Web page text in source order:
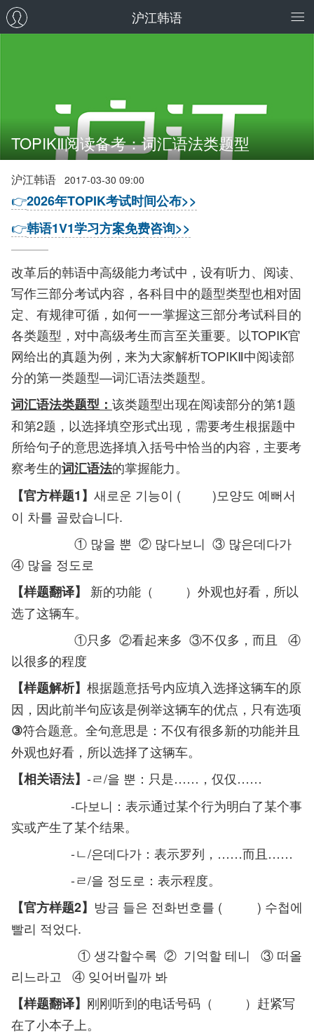
沪江韩语
TOPIKⅡ阅读备考：词汇语法类题型
沪江韩语 2017-03-30 09:00
👉2026年TOPIK考试时间公布>>
👉韩语1V1学习方案免费咨询>>
改革后的韩语中高级能力考试中，设有听力、阅读、
写作三部分考试内容，各科目中的题型类型也相对固
定、有规律可循，如何一一掌握这三部分考试科目的
各类题型，对中高级考生而言至关重要。以TOPIK官
网给出的真题为例，来为大家解析TOPIKⅡ中阅读部
分的第一类题型—词汇语法类题型。
词汇语法类题型： 该类题型出现在阅读部分的第1题
和第2题，以选择填空形式出现，需要考生根据题中
所给句子的意思选择填入括号中恰当的内容，主要考
察考生的词汇语法的掌握能力。
【官方样题1】 새로운 기능이 ( )모양도 예뻐서
이 차를 골랐습니다.
① 많을 뿐 ② 많다보니 ③ 많은데다가
④ 많을 정도로
【样题翻译】 新的功能（ ）外观也好看，所以
选了这辆车。
①只多 ②看起来多 ③不仅多，而且 ④
以很多的程度
【样题解析】 根据题意括号内应填入选择这辆车的原
因，因此前半句应该是例举这辆车的优点，只有选项
③符合题意。全句意思是：不仅有很多新的功能并且
外观也好看，所以选择了这辆车。
【相关语法】 -ㄹ/을 뿐：只是……，仅仅……
-다보니：表示通过某个行为明白了某个事
实或产生了某个结果。
-ㄴ/은데다가：表示罗列，……而且……
-ㄹ/을 정도로：表示程度。
【官方样题2】 방금 들은 전화번호를 ( ) 수첩에
빨리 적었다.
① 생각할수록 ② 기억할 테니 ③ 떠올
리느라고 ④ 잊어버릴까 봐
【样题翻译】 刚刚听到的电话号码（ ）赶紧写
在了小本子上。